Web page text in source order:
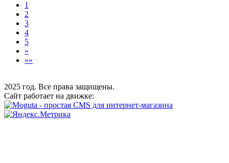
1
2
3
4
5
»
»»
2025 год. Все права защищены.
Сайт работает на движке: